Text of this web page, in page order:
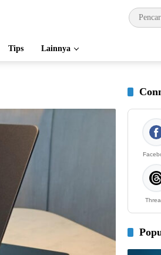
Tips Lainnya